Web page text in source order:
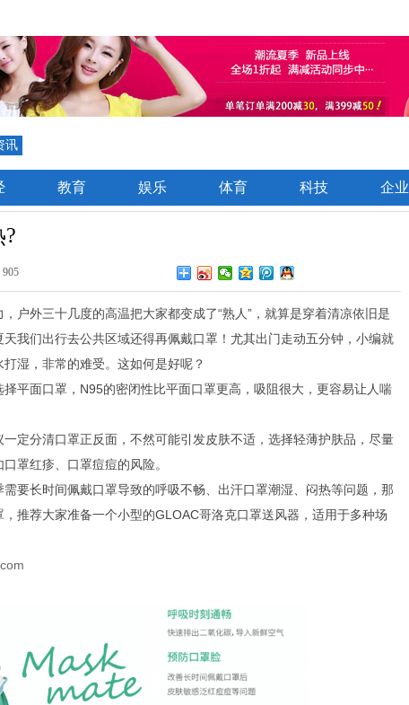
讯
教育 娱乐 体育 科技 企业
户外三十几度的高温把大家都变成了“熟人”，就算是穿着清凉依旧是
我们出行去公共区域还得再佩戴口罩！尤其出门走动五分钟，小编就
湿，非常的难受。这如何是好呢？
平面口罩，N95的密闭性比平面口罩更高，吸阻很大，更容易让人喘
定分清口罩正反面，不然可能引发皮肤不适，选择轻薄护肤品，尽量
罩红疹、口罩痘痘的风险。
要长时间佩戴口罩导致的呼吸不畅、出汗口罩潮湿、闷热等问题，那
推荐大家准备一个小型的GLOAC哥洛克口罩送风器，适用于多种场